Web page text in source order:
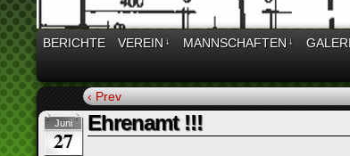
BERICHTE VEREIN ↓ MANNSCHAFTEN ↓
‹ Prev
Juni
27
Ehrenamt !!!